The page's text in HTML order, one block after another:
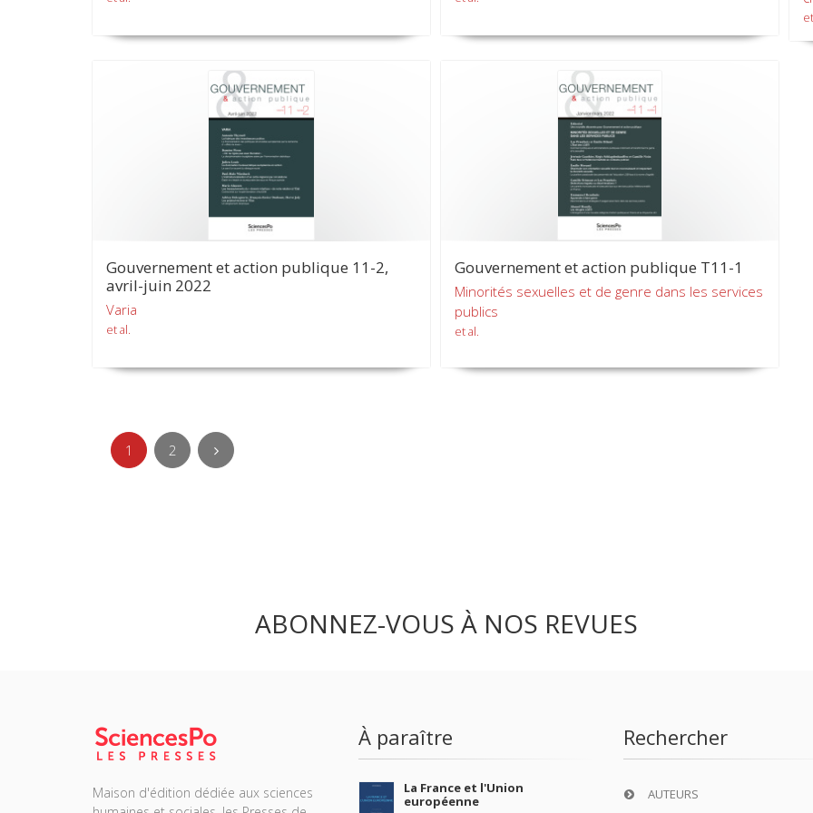
Gouvernement et action publique 11-2,
avril-juin 2022
Varia
et al.
Gouvernement et action publique T11-1
Minorités sexuelles et de genre dans les services
publics
et al.
1 2
ABONNEZ-VOUS À NOS REVUES
Maison d'édition dédiée aux sciences
À paraître
La France et l'Union
européenne
Rechercher
AUTEURS